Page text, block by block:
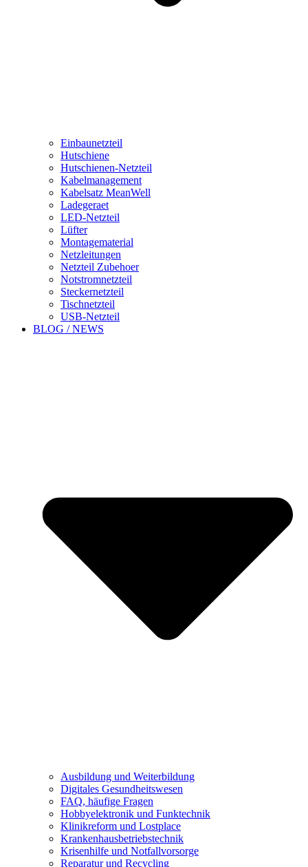
Einbaunetzteil
Hutschiene
Hutschienen-Netzteil
Kabelmanagement
Kabelsatz MeanWell
Ladegeraet
LED-Netzteil
Lüfter
Montagematerial
Netzleitungen
Netzteil Zubehoer
Notstromnetzteil
Steckernetzteil
Tischnetzteil
USB-Netzteil
BLOG / NEWS
Ausbildung und Weiterbildung
Digitales Gesundheitswesen
FAQ, häufige Fragen
Hobbyelektronik und Funktechnik
Klinikreform und Lostplace
Krankenhausbetriebstechnik
Krisenhilfe und Notfallvorsorge
Reparatur und Recycling